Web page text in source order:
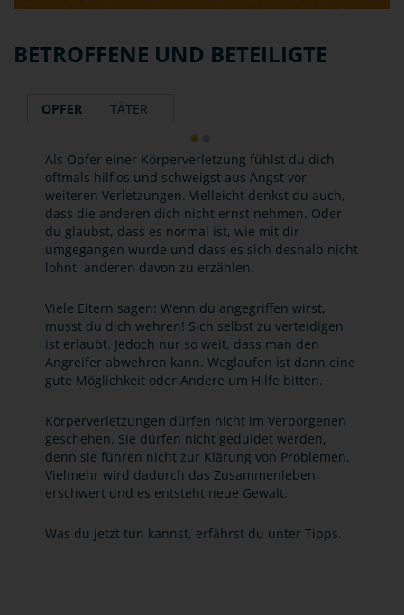
BETROFFENE UND BETEILIGTE
OPFER TÄTER
Als Opfer einer Körperverletzung fühlst du dich
oftmals hilflos und schweigst aus Angst vor
weiteren Verletzungen. Vielleicht denkst du auch,
dass die anderen dich nicht ernst nehmen. Oder
du glaubst, dass es normal ist, wie mit dir
umgegangen wurde und dass es sich deshalb nicht
lohnt, anderen davon zu erzählen.
Viele Eltern sagen: Wenn du angegriffen wirst,
musst du dich wehren! Sich selbst zu verteidigen
ist erlaubt. Jedoch nur so weit, dass man den
Angreifer abwehren kann. Weglaufen ist dann eine
gute Möglichkeit oder Andere um Hilfe bitten.
Körperverletzungen dürfen nicht im Verborgenen
geschehen. Sie dürfen nicht geduldet werden,
denn sie führen nicht zur Klärung von Problemen.
Vielmehr wird dadurch das Zusammenleben
erschwert und es entsteht neue Gewalt.
Was du jetzt tun kannst, erfährst du unter Tipps.